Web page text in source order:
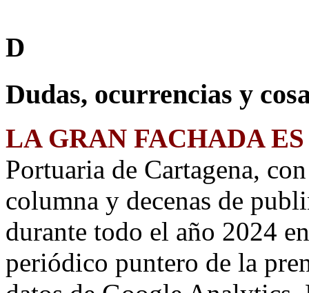
D
Dudas, ocurrencias y
LA GRAN FACHADA
Portuaria de Cartagena,
columna y decenas de
durante todo el año 2024
periódico puntero de la